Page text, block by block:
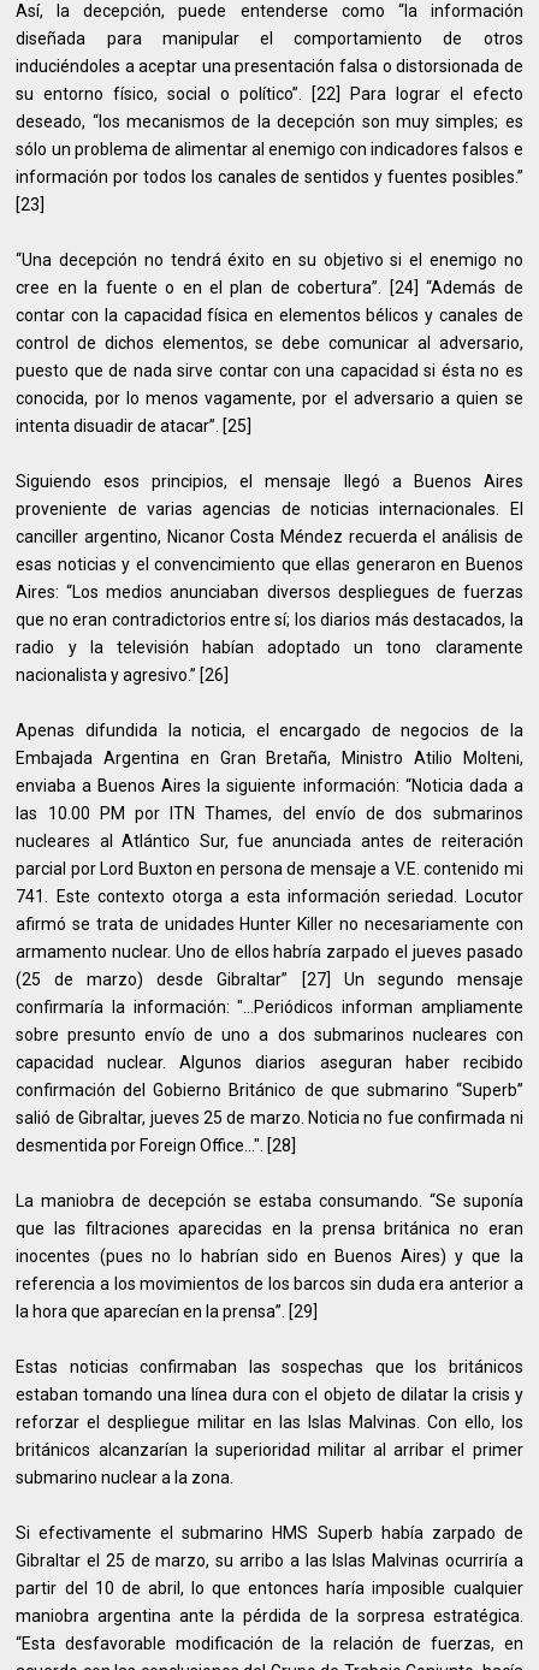
Así, la decepción, puede entenderse como “la información
diseñada para manipular el comportamiento de otros
induciéndoles a aceptar una presentación falsa o distorsionada de
su entorno físico, social o político”. [22] Para lograr el efecto
deseado, “los mecanismos de la decepción son muy simples; es
sólo un problema de alimentar al enemigo con indicadores falsos e
información por todos los canales de sentidos y fuentes posibles.”
[23]
“Una decepción no tendrá éxito en su objetivo si el enemigo no
cree en la fuente o en el plan de cobertura”. [24] “Además de
contar con la capacidad física en elementos bélicos y canales de
control de dichos elementos, se debe comunicar al adversario,
puesto que de nada sirve contar con una capacidad si ésta no es
conocida, por lo menos vagamente, por el adversario a quien se
intenta disuadir de atacar”. [25]
Siguiendo esos principios, el mensaje llegó a Buenos Aires
proveniente de varias agencias de noticias internacionales. El
canciller argentino, Nicanor Costa Méndez recuerda el análisis de
esas noticias y el convencimiento que ellas generaron en Buenos
Aires: “Los medios anunciaban diversos despliegues de fuerzas
que no eran contradictorios entre sí; los diarios más destacados, la
radio y la televisión habían adoptado un tono claramente
nacionalista y agresivo.” [26]
Apenas difundida la noticia, el encargado de negocios de la
Embajada Argentina en Gran Bretaña, Ministro Atilio Molteni,
enviaba a Buenos Aires la siguiente información: “Noticia dada a
las 10.00 PM por ITN Thames, del envío de dos submarinos
nucleares al Atlántico Sur, fue anunciada antes de reiteración
parcial por Lord Buxton en persona de mensaje a V.E. contenido mi
741. Este contexto otorga a esta información seriedad. Locutor
afirmó se trata de unidades Hunter Killer no necesariamente con
armamento nuclear. Uno de ellos habría zarpado el jueves pasado
(25 de marzo) desde Gibraltar” [27] Un segundo mensaje
confirmaría la información: "...Periódicos informan ampliamente
sobre presunto envío de uno a dos submarinos nucleares con
capacidad nuclear. Algunos diarios aseguran haber recibido
confirmación del Gobierno Británico de que submarino “Superb”
salió de Gibraltar, jueves 25 de marzo. Noticia no fue confirmada ni
desmentida por Foreign Office...". [28]
La maniobra de decepción se estaba consumando. “Se suponía
que las filtraciones aparecidas en la prensa británica no eran
inocentes (pues no lo habrían sido en Buenos Aires) y que la
referencia a los movimientos de los barcos sin duda era anterior a
la hora que aparecían en la prensa”. [29]
Estas noticias confirmaban las sospechas que los británicos
estaban tomando una línea dura con el objeto de dilatar la crisis y
reforzar el despliegue militar en las Islas Malvinas. Con ello, los
británicos alcanzarían la superioridad militar al arribar el primer
submarino nuclear a la zona.
Si efectivamente el submarino HMS Superb había zarpado de
Gibraltar el 25 de marzo, su arribo a las Islas Malvinas ocurriría a
partir del 10 de abril, lo que entonces haría imposible cualquier
maniobra argentina ante la pérdida de la sorpresa estratégica.
“Esta desfavorable modificación de la relación de fuerzas, en